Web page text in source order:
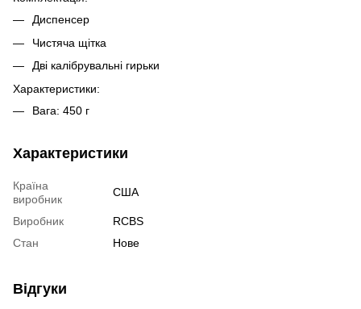
Диспенсер
Чистяча щітка
Дві калібрувальні гирьки
Характеристики:
Вага: 450 г
Характеристики
Країна
виробник
США
Виробник
RCBS
Стан
Нове
Відгуки